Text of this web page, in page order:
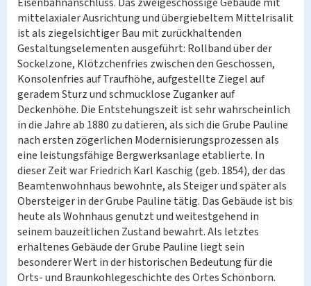
mittelaxialer Ausrichtung und übergiebeltem Mittelrisalit
ist als ziegelsichtiger Bau mit zurückhaltenden
Gestaltungselementen ausgeführt: Rollband über der
Sockelzone, Klötzchenfries zwischen den Geschossen,
Konsolenfries auf Traufhöhe, aufgestellte Ziegel auf
geradem Sturz und schmucklose Zuganker auf
Deckenhöhe. Die Entstehungszeit ist sehr wahrscheinlich
in die Jahre ab 1880 zu datieren, als sich die Grube Pauline
nach ersten zögerlichen Modernisierungsprozessen als
eine leistungsfähige Bergwerksanlage etablierte. In
dieser Zeit war Friedrich Karl Kaschig (geb. 1854), der das
Beamtenwohnhaus bewohnte, als Steiger und später als
Obersteiger in der Grube Pauline tätig. Das Gebäude ist bis
heute als Wohnhaus genutzt und weitestgehend in
seinem bauzeitlichen Zustand bewahrt. Als letztes
erhaltenes Gebäude der Grube Pauline liegt sein
besonderer Wert in der historischen Bedeutung für die
Orts- und Braunkohlegeschichte des Ortes Schönborn.